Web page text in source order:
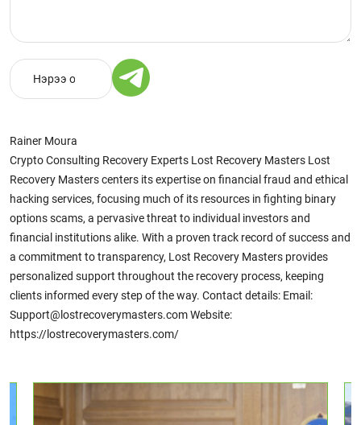
Rainer Moura
Crypto Consulting Recovery Experts Lost Recovery Masters Lost
Recovery Masters centers its expertise on financial fraud and ethical
hacking services, focusing much of its resources in fighting binary
options scams, a pervasive threat to individual investors and
financial institutions alike. With a proven track record of success and
a commitment to transparency, Lost Recovery Masters provides
personalized support throughout the recovery process, keeping
clients informed every step of the way. Contact details: Email:
Support@lostrecoverymasters.com Website:
https://lostrecoverymasters.com/